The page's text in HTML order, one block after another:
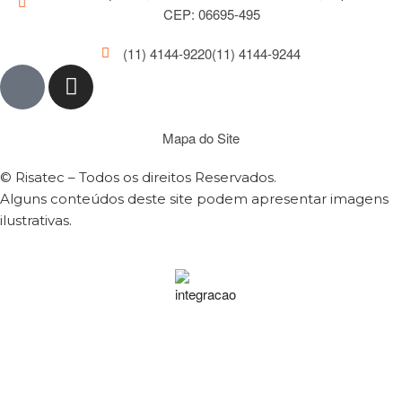
CEP: 06695-495
(11) 4144-9220(11) 4144-9244
Mapa do Site
© Risatec – Todos os direitos Reservados.
Alguns conteúdos deste site podem apresentar imagens
ilustrativas.